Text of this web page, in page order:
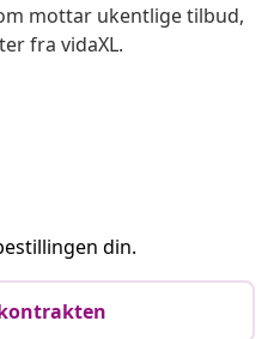
mottar ukentlige tilbud,
fra vidaXL.
din.